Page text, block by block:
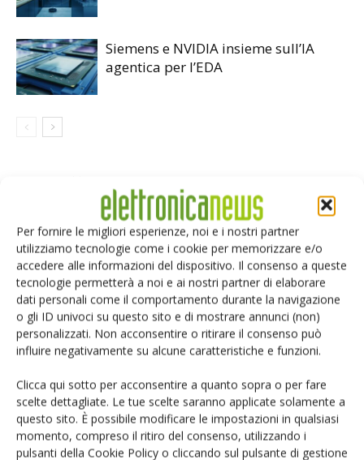
Per fornire le migliori esperienze, noi e i nostri partner
utilizziamo tecnologie come i cookie per memorizzare e/o
accedere alle informazioni del dispositivo. Il consenso a queste
tecnologie permetterà a noi e ai nostri partner di elaborare
dati personali come il comportamento durante la navigazione
o gli ID univoci su questo sito e di mostrare annunci (non)
personalizzati. Non acconsentire o ritirare il consenso può
influire negativamente su alcune caratteristiche e funzioni.
Clicca qui sotto per acconsentire a quanto sopra o per fare
scelte dettagliate. Le tue scelte saranno applicate solamente a
questo sito. È possibile modificare le impostazioni in qualsiasi
momento, compreso il ritiro del consenso, utilizzando i
pulsanti della Cookie Policy o cliccando sul pulsante di gestione
Siemens e NVIDIA insieme sull’IA
agentica per l’EDA